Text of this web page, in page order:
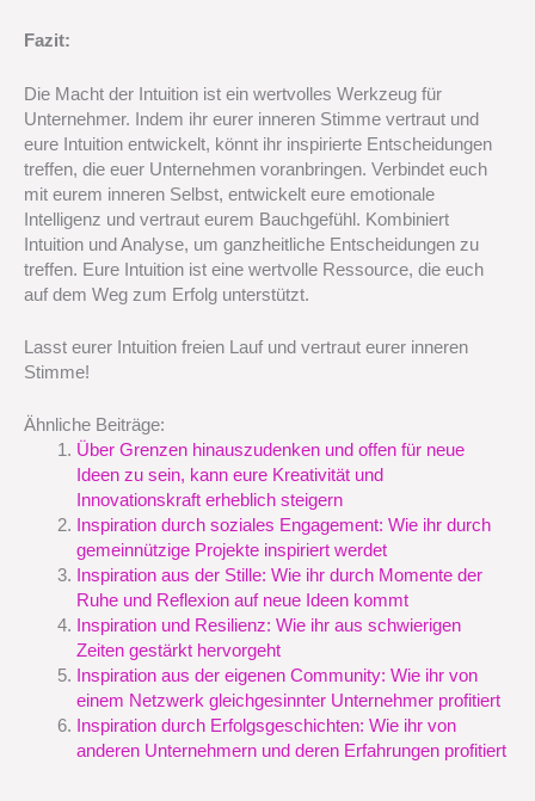
Fazit:
Die Macht der Intuition ist ein wertvolles Werkzeug für
Unternehmer. Indem ihr eurer inneren Stimme vertraut und
eure Intuition entwickelt, könnt ihr inspirierte Entscheidungen
treffen, die euer Unternehmen voranbringen. Verbindet euch
mit eurem inneren Selbst, entwickelt eure emotionale
Intelligenz und vertraut eurem Bauchgefühl. Kombiniert
Intuition und Analyse, um ganzheitliche Entscheidungen zu
treffen. Eure Intuition ist eine wertvolle Ressource, die euch
auf dem Weg zum Erfolg unterstützt.
Lasst eurer Intuition freien Lauf und vertraut eurer inneren
Stimme!
Ähnliche Beiträge:
Über Grenzen hinauszudenken und offen für neue
Ideen zu sein, kann eure Kreativität und
Innovationskraft erheblich steigern
Inspiration durch soziales Engagement: Wie ihr durch
gemeinnützige Projekte inspiriert werdet
Inspiration aus der Stille: Wie ihr durch Momente der
Ruhe und Reflexion auf neue Ideen kommt
Inspiration und Resilienz: Wie ihr aus schwierigen
Zeiten gestärkt hervorgeht
Inspiration aus der eigenen Community: Wie ihr von
einem Netzwerk gleichgesinnter Unternehmer profitiert
Inspiration durch Erfolgsgeschichten: Wie ihr von
anderen Unternehmern und deren Erfahrungen profitiert